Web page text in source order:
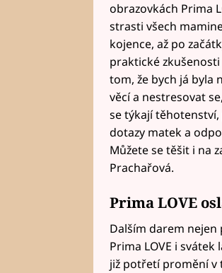
obrazovkách Prima
strasti všech
kojence, až po
praktické
tom, že bych já byla
věcí a nestresovat
se týkají
dotazy matek a
Můžete se těšit i na
Prachařová.
Prima LOVE
Dalším darem nejen
Prima LOVE i svátek
již potřetí promění v